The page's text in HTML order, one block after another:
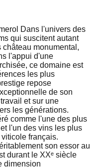
Dans l'univers des
qui suscitent autant
monumental,
l'appui d'une
ce domaine est
les plus
repose
de son
et sur une
les générations.
comme l'une des plus
l'un des vins les plus
français.
son essor au
durant le XXᵉ siècle
dimension